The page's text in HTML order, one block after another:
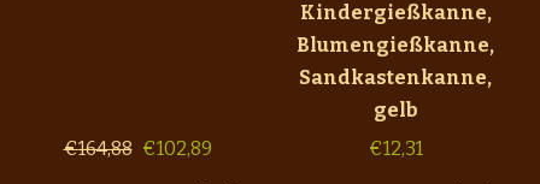
€164,88 €102,89
Kindergießkanne,
Blumengießkanne,
Sandkastenkanne,
gelb
€12,31